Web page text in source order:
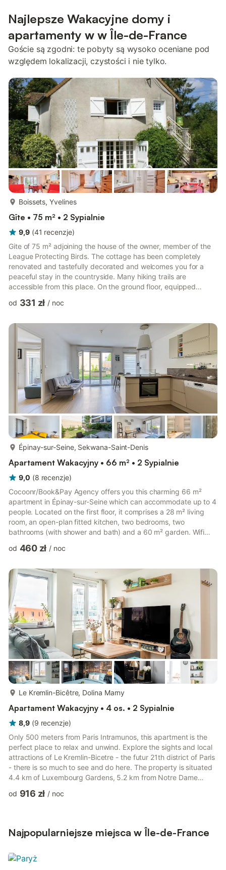
Najlepsze Wakacyjne domy i
apartamenty w w Île-de-France
Goście są zgodni: te pobyty są wysoko oceniane pod
względem lokalizacji, czystości i nie tylko.
Boissets, Yvelines
Gîte • 75 m² • 2 Sypialnie
9,9 (41 recenzje)
Gite of 75 m² adjoining the house of the owner, member of the
League Protecting Birds. The cottage has been completely
renovated and tastefully decorated and welcomes you for a
peaceful stay in the countryside. Many hiking trails are
accessible from this place. On the ground floor, equipped
microwave) open to the living room. Living room with 80cm TV,
room at the entrance with dryer On the first floor: a bedroom
with a 160x200cm double bed and an additional 140x190 sofa
be...
od 331 zł / noc
Épinay-sur-Seine, Sekwana-Saint-Denis
Apartament Wakacyjny • 66 m² • 2 Sypialnie
9,0 (8 recenzje)
Cocoonr/Book&Pay Agency offers you this charming 66 m²
apartment in Épinay-sur-Seine which can accommodate up to 4
people. Located on the first floor, it comprises a 28 m² living
room, an open-plan fitted kitchen, two bedrooms, two
bathrooms (with shower and bath) and a 60 m² garden. Wifi
accommodation is composed as follows : Day area - 28 m²
equipped kitchen including : electric kettle, oven, toaster,
dishwasher, hob... Sleeping area - Bedroom 1 : Double bed with
en-suite s...
od 460 zł / noc
Le Kremlin-Bicêtre, Dolina Marny
Apartament Wakacyjny • 4 os. • 2 Sypialnie
8,9 (9 recenzje)
Only 500 meters from Paris Intramunos, this apartment is the
perfect place to relax and unwind. Explore the sights and local
attractions of Le Kremlin-Bicetre - the futur 21th district of Paris
- there is so much to see and do here. The property is situated
4.4 km of Luxembourg Gardens, 5.2 km from Notre Dame
accommodation offers a lift and full-day security for guests.
find everything you need for a perfect stay. The kit...
od 916 zł / noc
Najpopularniejsze miejsca w Île-de-France